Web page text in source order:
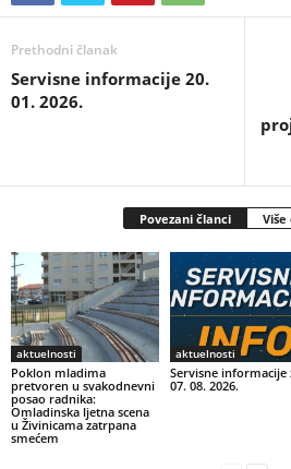
Prethodni članak
Servisne informacije 20.
01. 2026.
Povezani članci
aktuelnosti
Poklon mladima
pretvoren u svakodnevni
posao radnika:
Omladinska ljetna scena
u Živinicama zatrpana
smećem
aktuelnosti
Servisne informacije
07. 08. 2026.